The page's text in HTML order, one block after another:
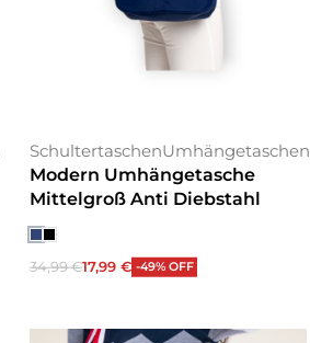
SchultertaschenUmhängetaschen
Modern Umhängetasche
Mittelgroß Anti Diebstahl
34,99€17,99 € -49% OFF